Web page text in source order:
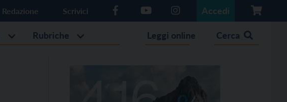
Redazione Scrivici Accedi
Rubriche Leggi online Cerca